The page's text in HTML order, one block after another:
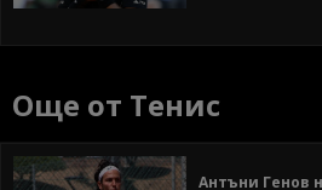
Още от Тенис
Антъни Генов